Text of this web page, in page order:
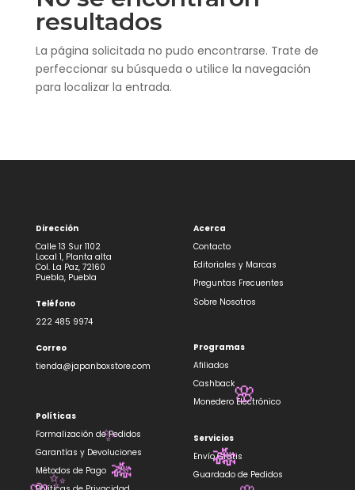
resultados
La página solicitada no pudo encontrarse. Trate de
perfeccionar su búsqueda o utilice la navegación
para localizar la entrada.
Dirección
Calle 13 Sur 1102
Local 1, Planta alta
Col. La Paz, 72160
Puebla, Puebla
Teléfono
222 485 9974
Correo
tienda@japanboxstore.com
Políticas
Formalización de Pedidos
Garantías y Devoluciones
Métodos de Pago
Acerca
Contacto
Editoriales y Marcas
Preguntas Frecuentes
Sobre Nosotros
Programas
Afiliados
Cashback
Monedero Electrónico
Servicios
Envío Gratis
Guardado de Pedidos
🎋
🎋
🌸
✨